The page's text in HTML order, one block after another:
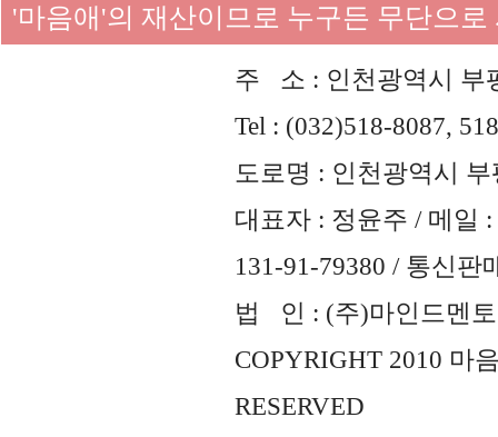
'마음애'의 재산이므로 누구든 무단으
주 소 : 인천광역시 부
Tel : (032)518-8087,
도로명 : 인천광역시
대표자 : 정윤주 / 메일 :
131-91-79380 / 통신판
법 인 : (주)마인드멘토
COPYRIGHT 2010 마
RESERVED